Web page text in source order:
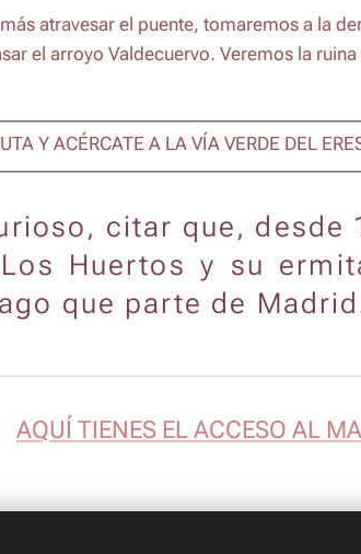
atravesar el puente, tomaremos a la
el arroyo Valdecuervo. Veremos la
Y ACÉRCATE A LA VÍA VERDE DEL
citar que,
Huertos y su
que parte de
AQUÍ TIENES EL ACCESO AL